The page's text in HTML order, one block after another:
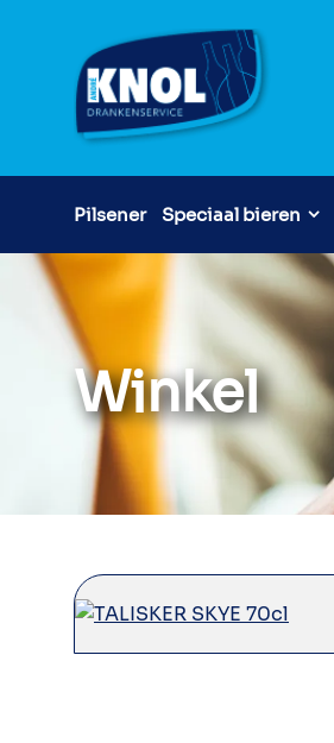
Pilsener Speciaal bieren
Winkel